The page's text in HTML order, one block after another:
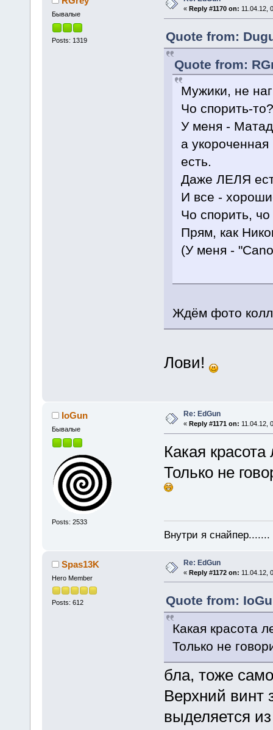
Бывалые
Posts: 1319
« Reply #1170 on: 11.04.12,
Quote from:
Quote from:
Мужики, не
Чо спорить-то?
У меня -
а
есть.
Даже ЛЕЛЯ
И все -
Чо спорить,
Прям, как
(У меня -
Ждём фото
Лови!
IoGun
Бывалые
Posts: 2533
Re: EdGun
« Reply #1171 on: 11.04.12,
Какая
Только не
Внутри я
Spas13K
Hero Member
Posts: 612
Re: EdGun
« Reply #1172 on: 11.04.12,
Quote from:
Какая красота
Только не
бла, тоже
Верхний винт
выделяется